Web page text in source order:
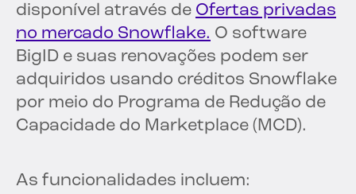
disponível através de Ofertas privadas
no mercado Snowflake. O software
BigID e suas renovações podem ser
adquiridos usando créditos Snowflake
por meio do Programa de Redução de
Capacidade do Marketplace (MCD).
As funcionalidades incluem: